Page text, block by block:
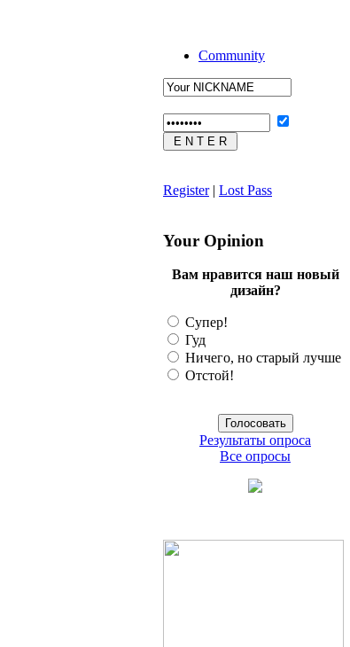
Community
Register| Lost Pass
Your Opinion
Вам нравится наш новый
дизайн?
Супер!
Гуд
Ничего, но старый лучше
Отстой!
Результаты опроса
Все опросы